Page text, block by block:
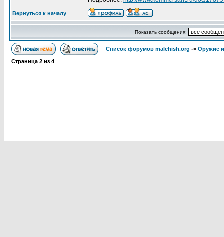
Вернуться к началу
Показать сообщения:
Список форумов malchish.org -> Оружие
Страница 2 из 4